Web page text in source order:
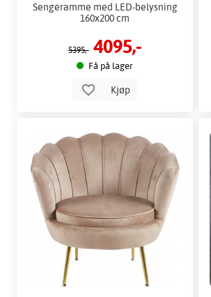
Sengeramme med LED-belysning
160x200 cm
5395,- 4095,-
Få på lager
Kjøp